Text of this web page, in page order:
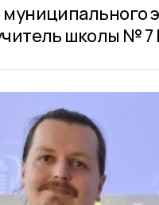
школы №